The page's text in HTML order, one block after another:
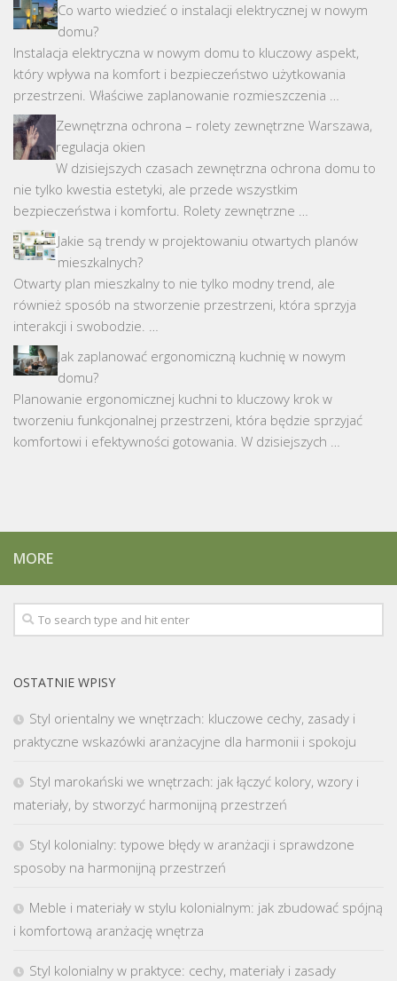
Co warto wiedzieć o instalacji elektrycznej w nowym
domu?
Instalacja elektryczna w nowym domu to kluczowy aspekt,
który wpływa na komfort i bezpieczeństwo użytkowania
przestrzeni. Właściwe zaplanowanie rozmieszczenia …
Zewnętrzna ochrona – rolety zewnętrzne Warszawa,
regulacja okien
W dzisiejszych czasach zewnętrzna ochrona domu to
nie tylko kwestia estetyki, ale przede wszystkim
bezpieczeństwa i komfortu. Rolety zewnętrzne …
Jakie są trendy w projektowaniu otwartych planów
mieszkalnych?
Otwarty plan mieszkalny to nie tylko modny trend, ale
również sposób na stworzenie przestrzeni, która sprzyja
interakcji i swobodzie. …
Jak zaplanować ergonomiczną kuchnię w nowym
domu?
Planowanie ergonomicznej kuchni to kluczowy krok w
tworzeniu funkcjonalnej przestrzeni, która będzie sprzyjać
komfortowi i efektywności gotowania. W dzisiejszych …
MORE
OSTATNIE WPISY
Styl orientalny we wnętrzach: kluczowe cechy, zasady i
praktyczne wskazówki aranżacyjne dla harmonii i spokoju
Styl marokański we wnętrzach: jak łączyć kolory, wzory i
materiały, by stworzyć harmonijną przestrzeń
Styl kolonialny: typowe błędy w aranżacji i sprawdzone
sposoby na harmonijną przestrzeń
Meble i materiały w stylu kolonialnym: jak zbudować spójną
i komfortową aranżację wnętrza
Styl kolonialny w praktyce: cechy, materiały i zasady